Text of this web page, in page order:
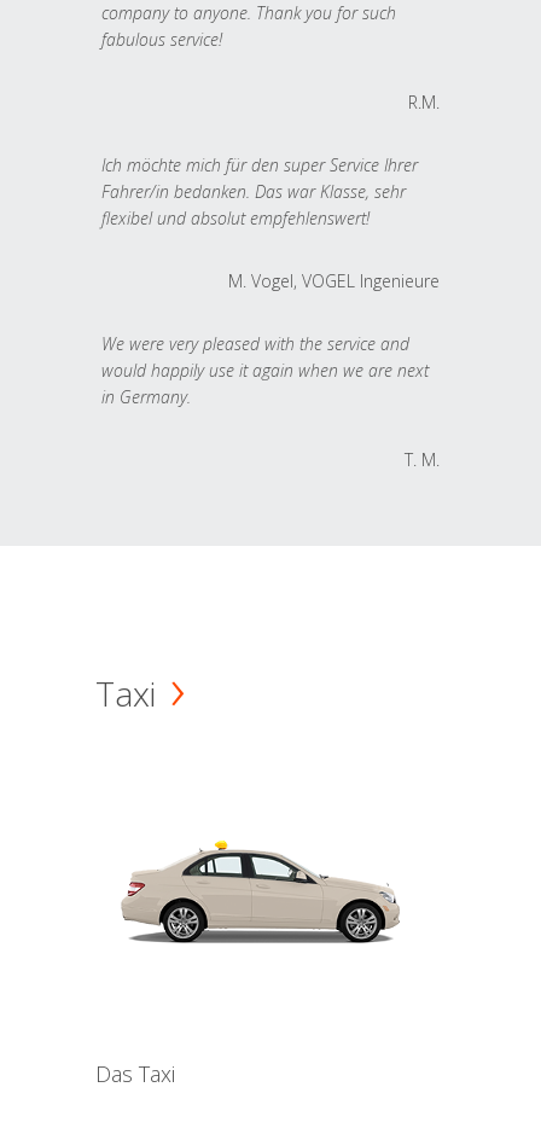
company to anyone. Thank you for such
fabulous service!
R.M.
Ich möchte mich für den super Service Ihrer
Fahrer/in bedanken. Das war Klasse, sehr
flexibel und absolut empfehlenswert!
M. Vogel, VOGEL Ingenieure
We were very pleased with the service and
would happily use it again when we are next
in Germany.
T. M.
Taxi
Das Taxi